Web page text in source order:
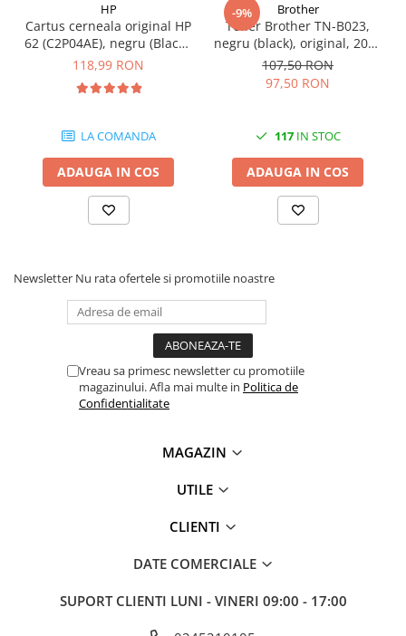
HP
Cartus cerneala original HP
62 (C2P04AE), negru (Black),
200 pagini
118,99 RON
LA COMANDA
ADAUGA IN COS
-9% Brother
Toner Brother TN-B023,
negru (black), original, 2000
pagini
107,50 RON
97,50 RON
117IN STOC
ADAUGA IN COS
Newsletter Nu rata ofertele si promotiile noastre
Vreau sa primesc newsletter cu promotiile
magazinului. Afla mai multe in Politica de
Confidentialitate
MAGAZIN
UTILE
CLIENTI
DATE COMERCIALE
SUPORT CLIENTI LUNI - VINERI 09:00 - 17:00